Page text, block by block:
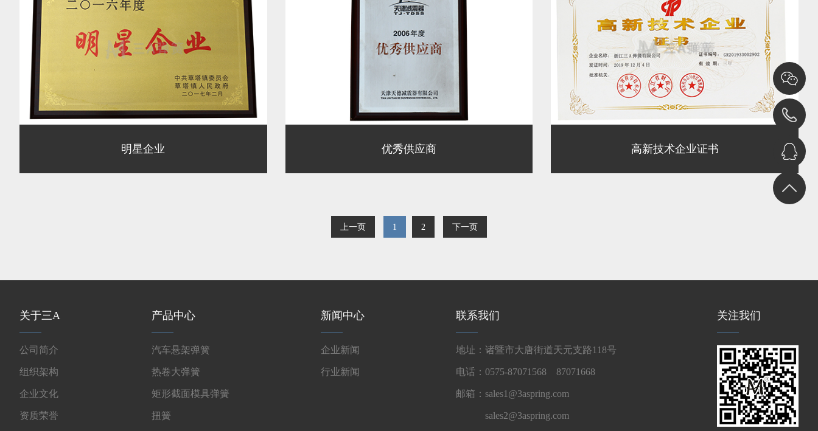
明星企业 优秀供应商 高新技术企业证书
上一页 1 2 下一页
关于三A
公司简介
组织架构
企业文化
资质荣誉
产品中心
汽车悬架弹簧
热卷大弹簧
矩形截面模具弹簧
扭簧
新闻中心
企业新闻
行业新闻
联系我们
地址：诸暨市大唐街道天元支路118号
电话：0575-87071568 87071668
邮箱：sales1@3aspring.com
sales2@3aspring.com
关注我们